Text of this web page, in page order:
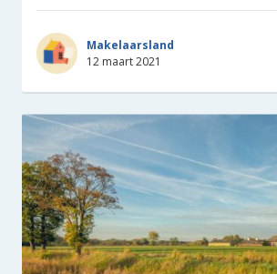
Makelaarsland
12 maart 2021